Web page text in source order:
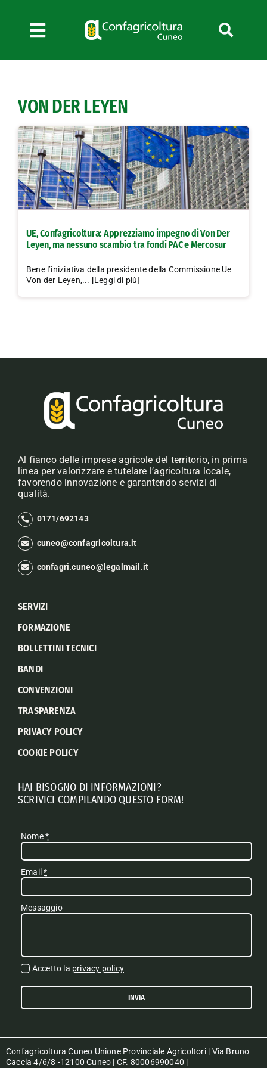
contenuto
Toggle
Navigation
News
Bandi
Formazione
Convenzioni
L’Agricoltore cuneese
Lavora con noi
VON DER LEYEN
UE, Confagricoltura: Apprezziamo impegno di Von Der
Leyen, ma nessuno scambio tra fondi PAC e Mercosur
Bene l’iniziativa della presidente della Commissione Ue
Von der Leyen,... [Leggi di più]
Al fianco delle imprese agricole del territorio, in prima
linea per valorizzare e tutelare l’agricoltura locale,
favorendo innovazione e garantendo servizi di
qualità.
0171/692143
cuneo@confagricoltura.it
confagri.cuneo@legalmail.it
SERVIZI
FORMAZIONE
BOLLETTINI TECNICI
BANDI
CONVENZIONI
TRASPARENZA
PRIVACY POLICY
COOKIE POLICY
HAI BISOGNO DI INFORMAZIONI?
SCRIVICI COMPILANDO QUESTO FORM!
Nome*
Email*
Messaggio
Accetto la privacy policy
INVIA
Confagricoltura Cuneo Unione Provinciale Agricoltori | Via Bruno
Caccia 4/6/8 -12100 Cuneo | CF. 80006990040 |